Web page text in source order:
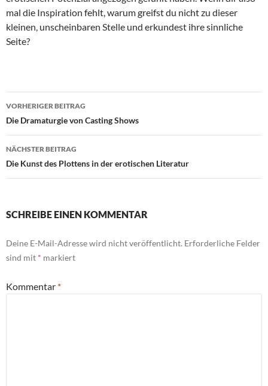
mal die Inspiration fehlt, warum greifst du nicht zu dieser
kleinen, unscheinbaren Stelle und erkundest ihre sinnliche
Seite?
Beitragsnavigation
VORHERIGER BEITRAG
Die Dramaturgie von Casting Shows
NÄCHSTER BEITRAG
Die Kunst des Plottens in der erotischen Literatur
SCHREIBE EINEN KOMMENTAR
Deine E-Mail-Adresse wird nicht veröffentlicht. Erforderliche Felder
sind mit * markiert
Kommentar *